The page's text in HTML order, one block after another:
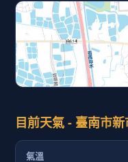
目前天氣 - 臺南市
氣溫